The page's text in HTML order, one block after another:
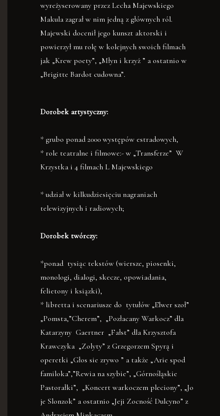
wyreżyserowany przez Lecha Majewskiego
Makula zagrał w nim jedną z głównych ról.
Majewski docenił jego kunszt aktorski i
powierzył mu rolę w kolejnych swoich filmach
jak „Krew poety”, „Młyn i krzyż ” a ostatnio w
„Brigitte Bardot cudowna”.
Dorobek artystyczny:
* grubo ponad 2000 występów estradowych,
* role teatralne i filmowe:- w „Transferze” W
Krzystka i 4 filmach L Majewskiego
* udział w kilkudziesięciu nagraniach
telewizyjnych i radiowych;
Dorobek twórczy:
*ponad tysiąc tekstów (wiersze, piosenki,
monologi, dialogi, skecze, opowiadania,
felietony i ksiązki),
* libretta i scenariusze do tytułów „Elwer szoł”
„Pomsta,”Cherem”, „Pozłacany Warkocz” dla
Katarzyny Gaertner „Fałst” dla Krzysztofa
Krawczyka „Zolyty” z Grzegorzem Spyrą i
operetki „Głos sie zrywo ” a także „Arie spod
familoka”,”Rewia na szybie”, „Górnośląskie
Pastorałki”, „Koncert warkoczem pleciony”, „Jo
je Slonzok” a ostatnio „Jeji Zocność Dulcyno” z